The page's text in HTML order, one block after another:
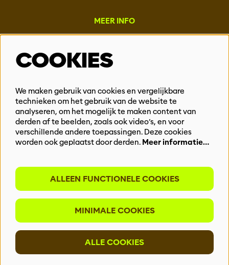
MEER INFO
Vacatures
Events & Partnerships
Privacy
BLIJF OP DE HOOGTE
Meld je aan voor onze nieuwsbrief
INSCHRIJVEN
COOKIES
We maken gebruik van cookies en vergelijkbare
technieken om het gebruik van de website te
analyseren, om het mogelijk te maken content van
derden af te beelden, zoals ook video’s, en voor
verschillende andere toepassingen. Deze cookies
worden ook geplaatst door derden. Meer informatie…
ALLEEN FUNCTIONELE COOKIES
MINIMALE COOKIES
ALLE COOKIES